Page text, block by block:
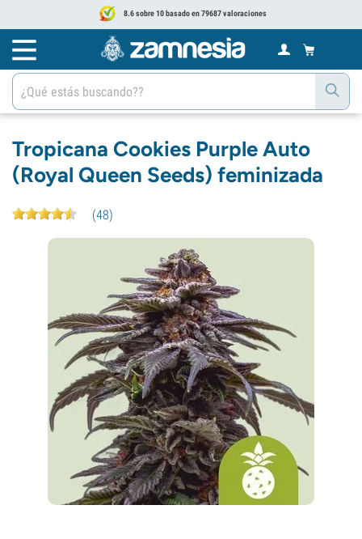
8.6 sobre 10 basado en 79687 valoraciones
Tropicana Cookies Purple Auto
(Royal Queen Seeds) feminizada
(48)